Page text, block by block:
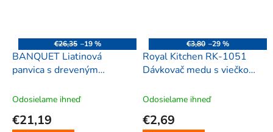
€26,35 –19 %
BANQUET Liatinová
panvica s dreveným
26,5x17,5cm, 7523
Odosielame ihneď
€21,19
€3,80 –29 %
Royal Kitchen RK-1051
Dávkovač medu s viečkom
poháre 0,7 L/1 kg, žltá
Odosielame ihneď
€2,69